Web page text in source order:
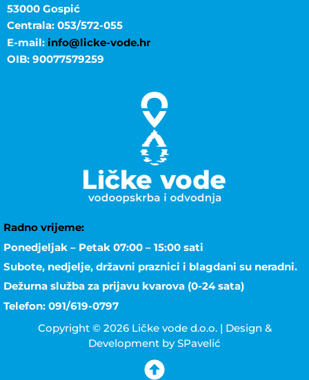
53000 Gospić
Centrala: 053/572-055
E-mail: info@licke-vode.hr
OIB: 90077579259
Radno vrijeme:
Ponedjeljak – Petak 07:00 – 15:00 sati
Subote, nedjelje, državni praznici i blagdani su neradni.
Dežurna služba za prijavu kvarova (0-24 sata)
Telefon: 091/619-0797
Copyright © 2026 Ličke vode d.o.o. | Design &
Development by SPavelić